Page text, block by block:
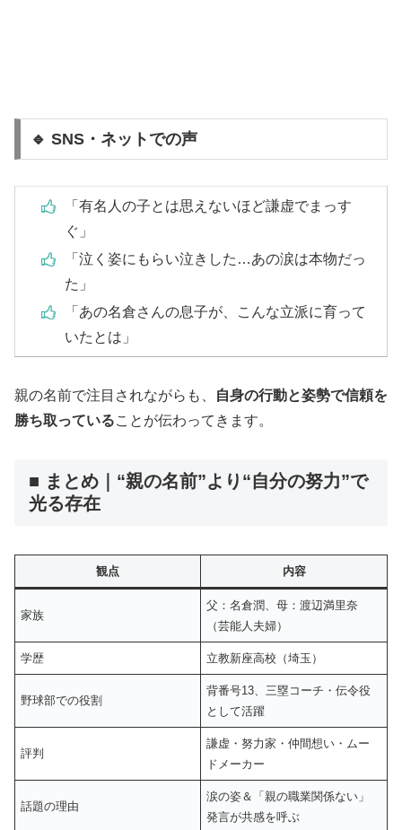
🔹 SNS・ネットでの声
「有名人の子とは思えないほど謙虚でまっす
ぐ」
「泣く姿にもらい泣きした…あの涙は本物だっ
た」
「あの名倉さんの息子が、こんな立派に育って
いたとは」
親の名前で注目されながらも、
自身の行動と姿勢で信頼を
勝ち取っていることが伝わってきます。
■ まとめ｜“親の名前”より“自分の努力”で
光る存在
観点 内容
家族
父：名倉潤、母：渡辺満里奈
（芸能人夫婦）
学歴 立教新座高校（埼玉）
野球部での役割
背番号13、三塁コーチ・伝令役
として活躍
評判
謙虚・努力家・仲間想い・ムー
ドメーカー
話題の理由
涙の姿＆「親の職業関係ない」
発言が共感を呼ぶ